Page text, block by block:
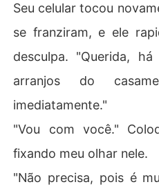
Seu celular tocou
se franziram, e ele
desculpa. "Querida,
arranjos do
imediatamente."
"Vou com você."
fixando meu olhar nele.
"Não precisa, pois é